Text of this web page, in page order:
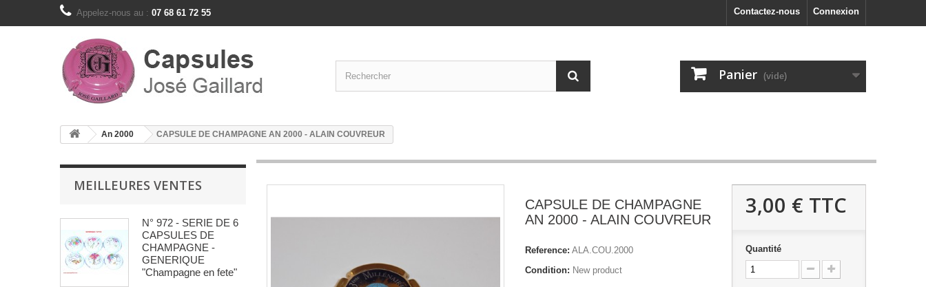
Connexion
Contactez-nous
Appelez-nous au : 07 68 61 72 55
Panier (vide)
An 2000 CAPSULE DE CHAMPAGNE AN 2000 - ALAIN COUVREUR
MEILLEURES VENTES
N° 972 - SERIE DE 6
CAPSULES DE
CHAMPAGNE -
GENERIQUE
"Champagne en fete"
CAPSULE DE CHAMPAGNE
AN 2000 - ALAIN COUVREUR
Reference: ALA.COU.2000
Condition: New product
3,00 € TTC
Quantité